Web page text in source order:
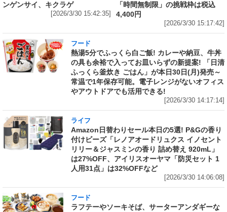
ンゲンサイ、キクラゲ
[2026/3/30 15:42:35]
「時間無制限」の挑戦枠は税込
4,400円
[2026/3/30 15:17:42]
フード
熱湯5分でふっくら白ご飯! カレーや納豆、牛丼
の具も余裕で入ってお皿いらずの新提案! 「日清
ふっくら釜炊き ごはん」が本日30日(月)発売～
常温で1年保存可能。電子レンジがないオフィス
やアウトドアでも活用できる!
[2026/3/30 14:17:14]
ライフ
Amazon日替わりセール本日の5選! P&Gの香り
付けビーズ「レノアオードリュクス イノセント
リリー＆ジャスミンの香り 詰め替え 920mL」
は27%OFF、アイリスオーヤマ「防災セット 1
人用31点」は32%OFFなど
[2026/3/30 14:06:08]
フード
ラフテーやソーキそば、サーターアンダギーな